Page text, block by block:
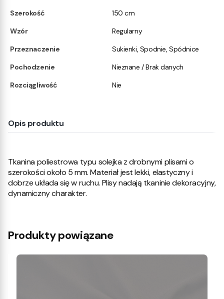
Szerokość
150 cm
Wzór
Regularny
Przeznaczenie
Sukienki, Spodnie, Spódnice
Pochodzenie
Nieznane / Brak danych
Rozciągliwość
Nie
Opis produktu
Tkanina poliestrowa typu solejka z drobnymi plisami o
szerokości około 5 mm. Materiał jest lekki, elastyczny i
dobrze układa się w ruchu. Plisy nadają tkaninie dekoracyjny,
dynamiczny charakter.
Produkty powiązane